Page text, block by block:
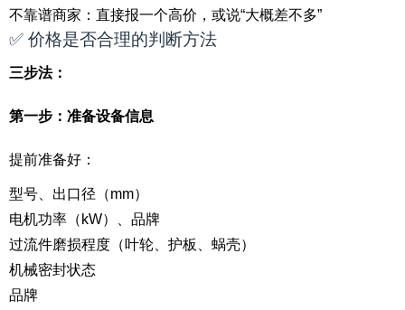
不靠谱商家：直接报一个高价，或说“大概差不多”
✅ 价格是否合理的判断方法
三步法：
第一步：准备设备信息
提前准备好：
型号、出口径（mm）
电机功率（kW）、品牌
过流件磨损程度（叶轮、护板、蜗壳）
机械密封状态
品牌